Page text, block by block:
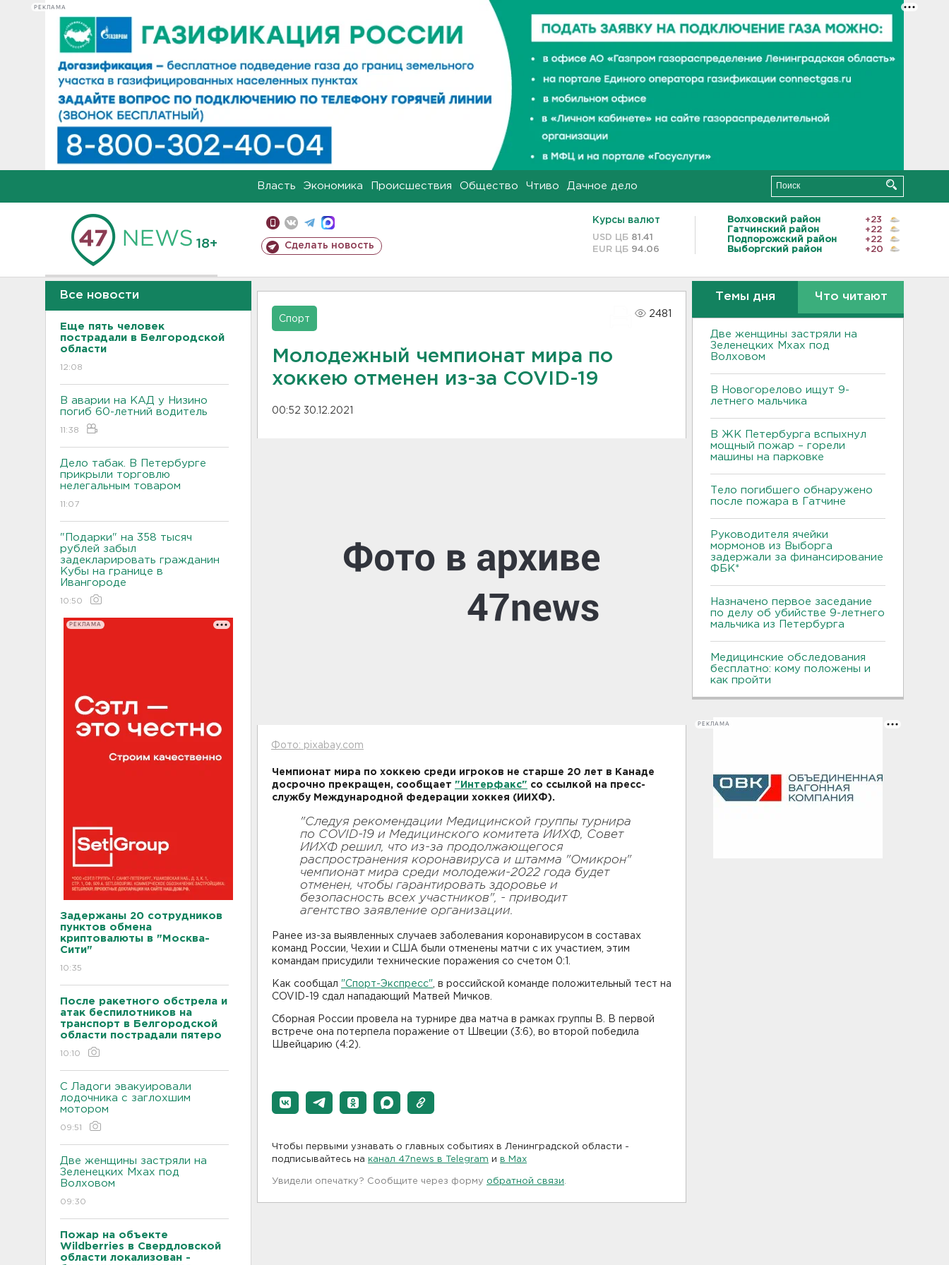
РЕКЛАМА
Власть Экономика Происшествия Общество Чтиво Дачное дело
18+ Сделать новость
Курсы валют
USD ЦБ 81.41
EUR ЦБ 94.06
Волховский район
+23
Гатчинский район
+22
Подпорожский район
+22
Выборгский район
+20
Все новости
Еще пять человек
пострадали в Белгородской
области
12:08
В аварии на КАД у Низино
погиб 60-летний водитель
11:38
Дело табак. В Петербурге
прикрыли торговлю
нелегальным товаром
11:07
"Подарки" на 358 тысяч
рублей забыл
задекларировать гражданин
Кубы на границе в
Ивангороде
10:50
РЕКЛАМА
Задержаны 20 сотрудников
пунктов обмена
криптовалюты в "Москва-
Сити"
10:35
После ракетного обстрела и
атак беспилотников на
транспорт в Белгородской
области пострадали пятеро
10:10
С Ладоги эвакуировали
лодочника с заглохшим
мотором
09:51
Две женщины застряли на
Зеленецких Мхах под
Волховом
09:30
Пожар на объекте
Wildberries в Свердловской
области локализован -
Спорт
2481
Молодежный чемпионат мира по
хоккею отменен из-за COVID-19
00:52 30.12.2021
Фото: pixabay.com
Чемпионат мира по хоккею среди игроков не старше 20 лет в Канаде
досрочно прекращен, сообщает "Интерфакс" со ссылкой на пресс-
службу Международной федерации хоккея (ИИХФ).
"Следуя рекомендации Медицинской группы турнира
по COVID-19 и Медицинского комитета ИИХФ, Совет
ИИХФ решил, что из-за продолжающегося
распространения коронавируса и штамма "Омикрон"
чемпионат мира среди молодежи-2022 года будет
отменен, чтобы гарантировать здоровье и
безопасность всех участников", - приводит
агентство заявление организации.
Ранее из-за выявленных случаев заболевания коронавирусом в составах
команд России, Чехии и США были отменены матчи с их участием, этим
командам присудили технические поражения со счетом 0:1.
Как сообщал "Спорт-Экспресс" , в российской команде положительный тест на
COVID-19 сдал нападающий Матвей Мичков.
Сборная России провела на турнире два матча в рамках группы В. В первой
встрече она потерпела поражение от Швеции (3:6), во второй победила
Швейцарию (4:2).
Чтобы первыми узнавать о главных событиях в Ленинградской области -
подписывайтесь на канал 47news в Telegram и в Maх
Увидели опечатку? Сообщите через форму обратной связи
Темы дня Что читают
Две женщины застряли на
Зеленецких Мхах под
Волховом
В Новогорелово ищут 9-
летнего мальчика
В ЖК Петербурга вспыхнул
мощный пожар – горели
машины на парковке
Тело погибшего обнаружено
после пожара в Гатчине
Руководителя ячейки
мормонов из Выборга
задержали за финансирование
ФБК*
Назначено первое заседание
по делу об убийстве 9-летнего
мальчика из Петербурга
Медицинские обследования
бесплатно: кому положены и
как пройти
РЕКЛАМА